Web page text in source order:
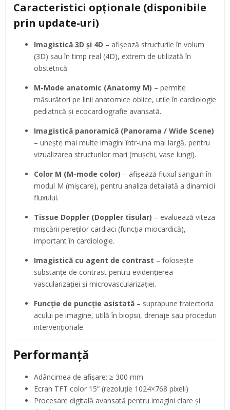
Caracteristici opționale (disponibile
prin update-uri)
Imagistică 3D și 4D – afișează structurile în volum
(3D) sau în timp real (4D), extrem de utilizată în
obstetrică.
M-Mode anatomic (Anatomy M) – permite
măsurători pe linii anatomice oblice, utile în cardiologie
pediatrică și ecocardiografie avansată.
Imagistică panoramică (Panorama / Wide Scene)
– unește mai multe imagini într-una mai largă, pentru
vizualizarea structurilor mari (mușchi, vase lungi).
Color M (M-mode color) – afișează fluxul sanguin în
modul M (mișcare), pentru analiza detaliată a dinamicii
fluxului.
Tissue Doppler (Doppler tisular) – evaluează viteza
mișcării pereților cardiaci (funcția miocardică),
important în cardiologie.
Imagistică cu agent de contrast – folosește
substanțe de contrast pentru evidențierea
vascularizației și microvascularizației.
Funcție de puncție asistată – suprapune traiectoria
acului pe imagine, utilă în biopsii, drenaje sau proceduri
intervenționale.
Performanță
Adâncimea de afișare: ≥ 300 mm
Ecran TFT color 15” (rezoluție 1024×768 pixeli)
Procesare digitală avansată pentru imagini clare și